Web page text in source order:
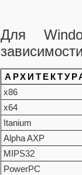
Для
x86
x64
Itanium
Alpha AXP
MIPS32
PowerPC